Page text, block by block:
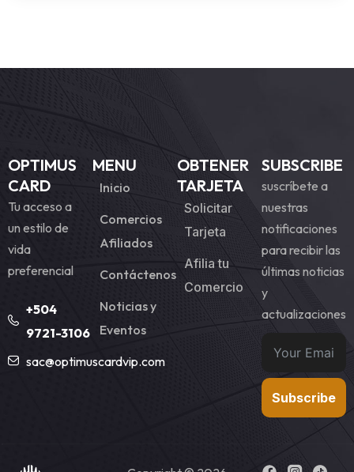
OPTIMUS
CARD
Tu acceso a
un estilo de
vida
preferencial
+504
9721-3106
sac@optimuscardvip.com
MENU
Inicio
Comercios
Afiliados
Contáctenos
Noticias y
Eventos
OBTENER
TARJETA
Solicitar
Tarjeta
Afilia tu
Comercio
SUBSCRIBE
suscríbete a
nuestras
notificaciones
para recibir las
últimas noticias
y
actualizaciones
Subscribe